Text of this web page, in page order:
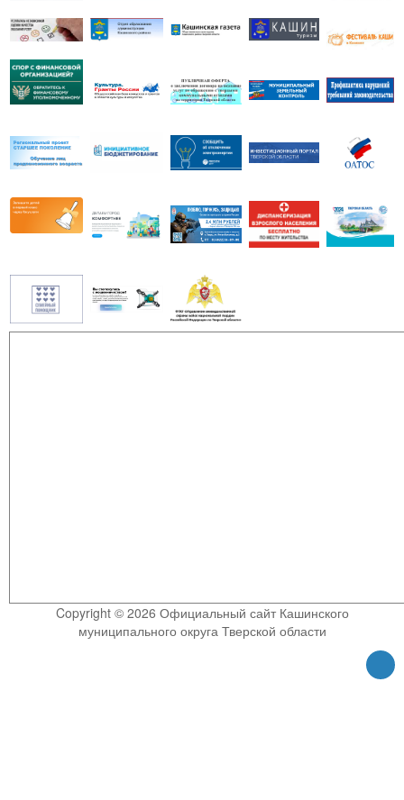
Copyright © 2026 Официальный сайт Кашинского
муниципального округа Тверской области